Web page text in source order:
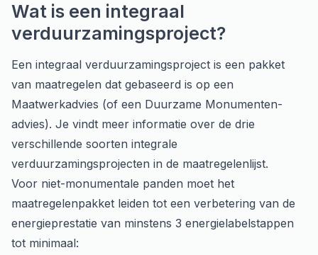
Wat is een integraal
verduurzamingsproject?
Een integraal verduurzamingsproject is een pakket
van maatregelen dat gebaseerd is op een
Maatwerkadvies (of een Duurzame Monumenten-
advies). Je vindt meer informatie over de drie
verschillende soorten integrale
verduurzamingsprojecten in de maatregelenlijst.
Voor niet-monumentale panden moet het
maatregelenpakket leiden tot een verbetering van de
energieprestatie van minstens 3 energielabelstappen
tot minimaal: